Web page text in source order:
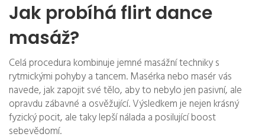
Jak probíhá flirt dance
masáž?
Celá procedura kombinuje jemné masážní techniky s
rytmickými pohyby a tancem. Masérka nebo masér vás
navede, jak zapojit své tělo, aby to nebylo jen pasivní, ale
opravdu zábavné a osvěžující. Výsledkem je nejen krásný
fyzický pocit, ale taky lepší nálada a posilující boost
sebevědomí.